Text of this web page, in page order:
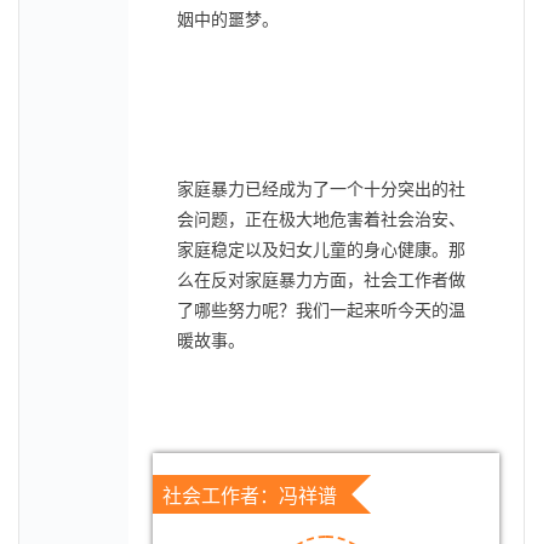
姻中的噩梦。
家庭暴力已经成为了一个十分突出的社
会问题，正在极大地危害着社会治安、
家庭稳定以及妇女儿童的身心健康。那
么在反对家庭暴力方面，社会工作者做
了哪些努力呢？我们一起来听今天的温
暖故事。
社会工作者：冯祥谱